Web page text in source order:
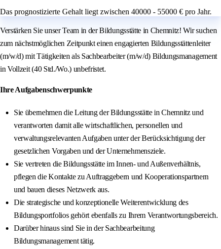
Das prognostizierte Gehalt liegt zwischen 40000 - 55000 € pro Jahr.
Verstärken Sie unser Team in der Bildungsstätte in Chemnitz! Wir suchen
zum nächstmöglichen Zeitpunkt einen engagierten Bildungsstättenleiter
(m/w/d) mit Tätigkeiten als Sachbearbeiter (m/w/d) Bildungsmanagement
in Vollzeit (40 Std./Wo.) unbefristet.
Ihre Aufgabenschwerpunkte
Sie übernehmen die Leitung der Bildungsstätte in Chemnitz und
verantworten damit alle wirtschaftlichen, personellen und
verwaltungsrelevanten Aufgaben unter der Berücksichtigung der
gesetzlichen Vorgaben und der Unternehmensziele.
Sie vertreten die Bildungsstätte im Innen- und Außenverhältnis,
pflegen die Kontakte zu Auftraggebern und Kooperationspartnern
und bauen dieses Netzwerk aus.
Die strategische und konzeptionelle Weiterentwicklung des
Bildungsportfolios gehört ebenfalls zu Ihrem Verantwortungsbereich.
Darüber hinaus sind Sie in der Sachbearbeitung
Bildungsmanagement tätig.